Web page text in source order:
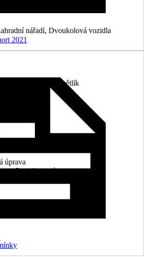
nářadí, Dvoukolová vozidla
set, Větrání, Světlík
úprava
Pozinkované
oken
2021